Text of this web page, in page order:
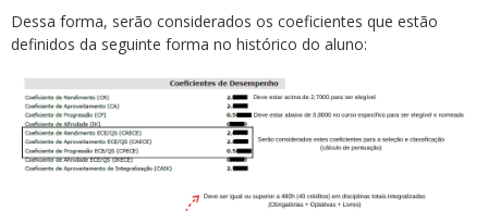
Dessa forma, serão considerados os coeficientes que estão
definidos da seguinte forma no histórico do aluno: